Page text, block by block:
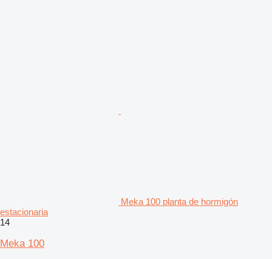
Meka 100 planta de hormigón
estacionaria
14
Meka 100